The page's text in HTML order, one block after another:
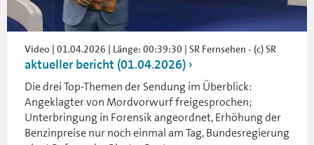
Video | 01.04.2026 | Länge: 00:39:30 | SR Fernsehen - (c) SR
aktueller bericht (01.04.2026)
Die drei Top-Themen der Sendung im Überblick:
Angeklagter von Mordvorwurf freigesprochen;
Unterbringung in Forensik angeordnet, Erhöhung der
Benzinpreise nur noch einmal am Tag, Bundesregierung